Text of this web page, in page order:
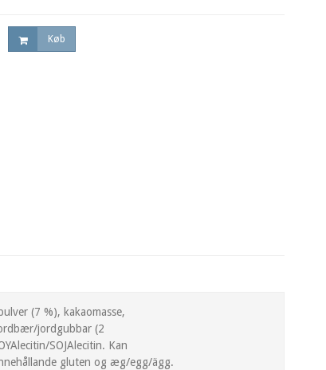
Køb
(7 %), kakaomasse,
jordgubbar (2
SOJAlecitin. Kan
gluten og æg/egg/ägg.